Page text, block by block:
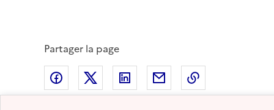
Partager la page
Partager sur Facebook
Partager sur Twitter
Partager sur LinkedIn
Partager par email